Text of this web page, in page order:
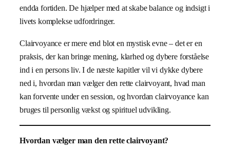
endda fortiden. De hjælper med at skabe balance og indsigt i
livets komplekse udfordringer.
Clairvoyance er mere end blot en mystisk evne – det er en
praksis, der kan bringe mening, klarhed og dybere forståelse
ind i en persons liv. I de næste kapitler vil vi dykke dybere
ned i, hvordan man vælger den rette clairvoyant, hvad man
kan forvente under en session, og hvordan clairvoyance kan
bruges til personlig vækst og spirituel udvikling.
Hvordan vælger man den rette clairvoyant?